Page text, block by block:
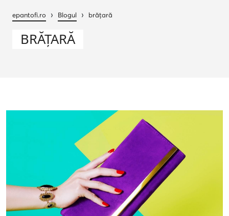
epantofi.ro › Blogul › brățară
BRĂȚARĂ